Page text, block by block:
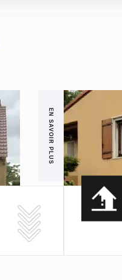
EN SAVOIR PLUS